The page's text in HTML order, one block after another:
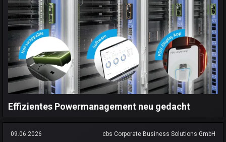
Effizientes Powermanagement neu gedacht
09.06.2026 cbs Corporate Business Solutions GmbH